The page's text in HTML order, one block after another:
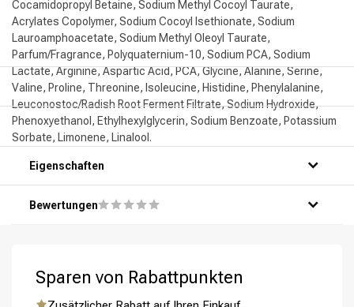
Cocamidopropyl Betaine, Sodium Methyl Cocoyl Taurate,
Acrylates Copolymer, Sodium Cocoyl Isethionate, Sodium
Lauroamphoacetate, Sodium Methyl Oleoyl Taurate,
Parfum/Fragrance, Polyquaternium-10, Sodium PCA, Sodium
Lactate, Arginine, Aspartic Acid, PCA, Glycine, Alanine, Serine,
Valine, Proline, Threonine, Isoleucine, Histidine, Phenylalanine,
Leuconostoc/Radish Root Ferment Filtrate, Sodium Hydroxide,
Phenoxyethanol, Ethylhexylglycerin, Sodium Benzoate, Potassium
Sorbate, Limonene, Linalool.
Eigenschaften
Bewertungen
Sparen von Rabattpunkten